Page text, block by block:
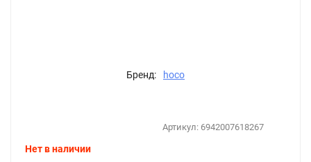
Бренд: hoco
Артикул: 6942007618267
Нет в наличии